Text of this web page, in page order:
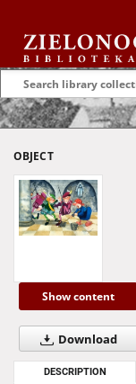
OBJECT
Show content
Download
DESCRIPTION